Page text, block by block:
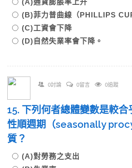
(A)通貨膨脹率上升
(B)菲力普曲線（PHILLIPS
(C)工資會下降
(D)自然失業率會下降。
0討論 0留言 0追蹤
15. 下列何者總體變數是較合
性順週期（seasonally
質？
(A)對勞務之支出